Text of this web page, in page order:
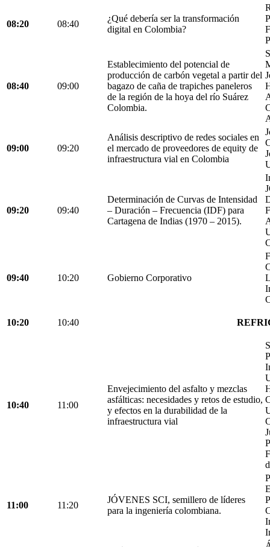
08:20 08:40
¿Qué debería ser la transformación
digital en Colombia?
08:40 09:00
Establecimiento del potencial de
producción de carbón vegetal a partir del
bagazo de caña de trapiches paneleros
de la región de la hoya del río Suárez
Colombia.
09:00 09:20
Análisis descriptivo de redes sociales en
el mercado de proveedores de equity de
infraestructura vial en Colombia
09:20 09:40
Determinación de Curvas de Intensidad
– Duración – Frecuencia (IDF) para
Cartagena de Indias (1970 – 2015).
09:40 10:20 Gobierno Corporativo
10:20 10:40
10:40 11:00
Envejecimiento del asfalto y mezclas
asfálticas: necesidades y retos de estudio,
y efectos en la durabilidad de la
infraestructura vial
11:00 11:20
JÓVENES SCI, semillero de líderes
para la ingeniería colombiana.